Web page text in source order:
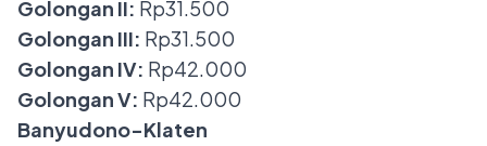
Golongan II: Rp31.500
Golongan III: Rp31.500
Golongan IV: Rp42.000
Golongan V: Rp42.000
Banyudono-Klaten